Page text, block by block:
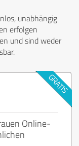
unabhängig
erfolgen
und sind weder
Online-